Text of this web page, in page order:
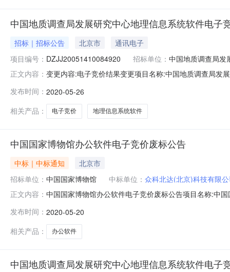
中国地质调查局发展研究中心地理信息系统软件电子
招标｜招标公告 北京市
通讯电子
项目编号： DZJJ20051410084920 招标单位： 中国地质调查局发
正文内容： 变更内容:电子竞价结果变更项目名称:中国地质调查局发
签订后3个日历日到货签约时间：成交公告发布后3个工
发布时间： 2020-05-26
相关产品：
电子竞价 地理信息系统软件
中国国家博物馆办公软件电子竞价废标公告
中标｜中标通知
北京市
招标单位： 中国国家博物馆 中标单位： 众科北达(北京)科技有限
正文内容： 中国国家博物馆办公软件电子竞价废标公告项目名称:中
发布后3个工作日内签署合同售后服务要求售后服务网点
发布时间： 2020-05-20
相关产品：
办公软件
中国地质调查局发展研究中心地理信息系统软件电子